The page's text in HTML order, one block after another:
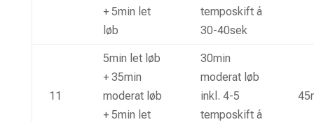
+ 5min let
løb
temposkift á
30-40sek
11
5min let løb
+ 35min
moderat løb
+ 5min let
30min
moderat løb
inkl. 4-5
temposkift á